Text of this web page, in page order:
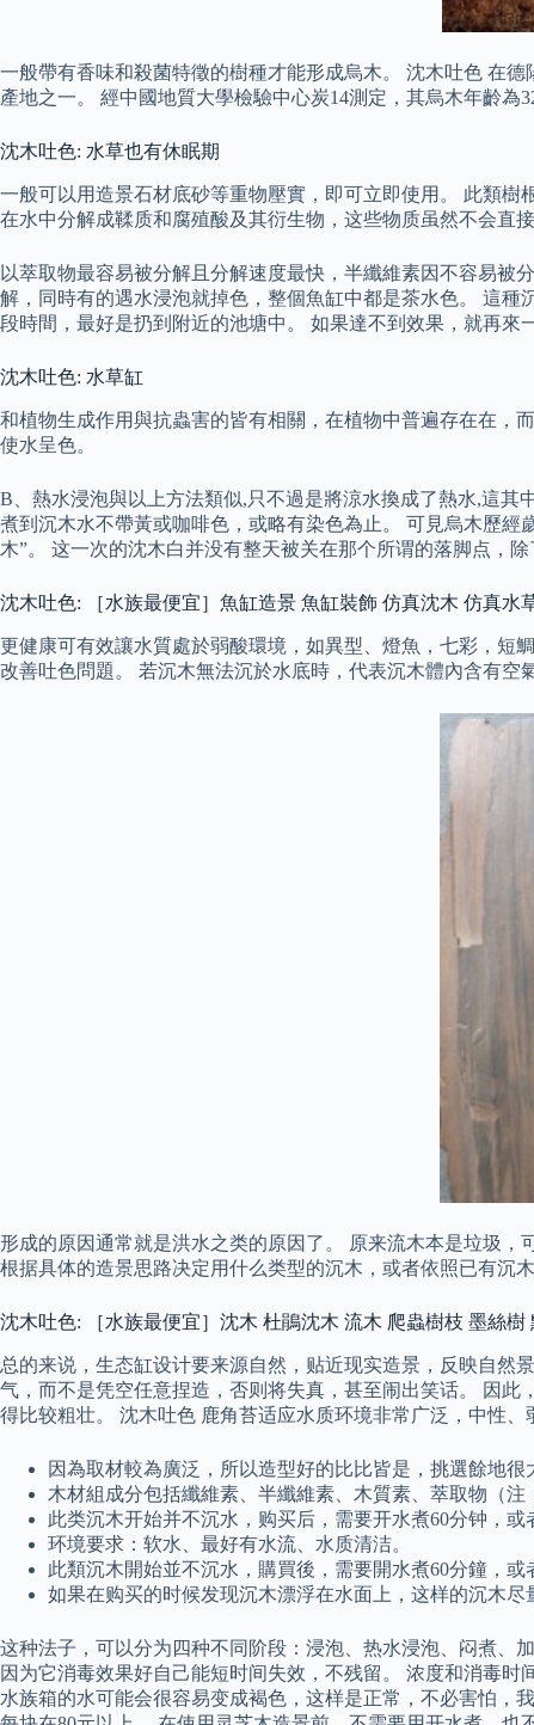
一般帶有香味和殺菌特徵的樹種才能形成烏木。 沈木吐色 在
產地之一。 經中國地質大學檢驗中心炭14測定，其烏木年齡為
沈木吐色: 水草也有休眠期
一般可以用造景石材底砂等重物壓實，即可立即使用。 此類
在水中分解成鞣质和腐殖酸及其衍生物，这些物质虽然不会直
以萃取物最容易被分解且分解速度最快，半纖維素因不容易被
解，同時有的遇水浸泡就掉色，整個魚缸中都是茶水色。 這
段時間，最好是扔到附近的池塘中。 如果達不到效果，就再來
沈木吐色: 水草缸
和植物生成作用與抗蟲害的皆有相關，在植物中普遍存在在，
使水呈色。
B、熱水浸泡與以上方法類似,只不過是將涼水換成了熱水,這
煮到沉木水不帶黃或咖啡色，或略有染色為止。 可見烏木歷
木”。 这一次的沈木白并没有整天被关在那个所谓的落脚点，
沈木吐色: ［水族最便宜］魚缸造景 魚缸裝飾 仿真沈木 仿真水
更健康可有效讓水質處於弱酸環境，如異型、燈魚，七彩，短
改善吐色問題。 若沉木無法沉於水底時，代表沉木體內含有空
形成的原因通常就是洪水之类的原因了。 原来流木本是垃圾
根据具体的造景思路决定用什么类型的沉木，或者依照已有沉
沈木吐色: ［水族最便宜］沈木 杜鵑沈木 流木 爬蟲樹枝 墨絲樹
总的来说，生态缸设计要来源自然，贴近现实造景，反映自然
气，而不是凭空任意捏造，否则将失真，甚至闹出笑话。 因
得比较粗壮。 沈木吐色 鹿角苔适应水质环境非常广泛，中性、
因為取材較為廣泛，所以造型好的比比皆是，挑選餘地很
木材組成分包括纖維素、半纖維素、木質素、萃取物（
此类沉木开始并不沉水，购买后，需要开水煮60分钟，
环境要求：软水、最好有水流、水质清洁。
此類沉木開始並不沉水，購買後，需要開水煮60分鐘，
如果在购买的时候发现沉木漂浮在水面上，这样的沉木尽
这种法子，可以分为四种不同阶段：浸泡、热水浸泡、闷煮、
因为它消毒效果好自己能短时间失效，不残留。 浓度和消毒
水族箱的水可能会很容易变成褐色，这样是正常，不必害怕，